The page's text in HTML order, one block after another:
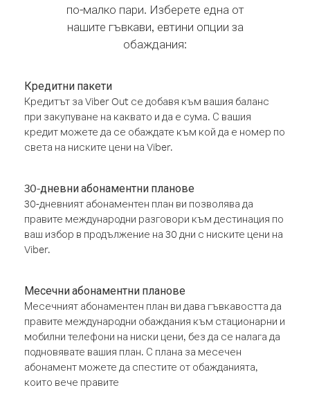
по-малко пари. Изберете една от
нашите гъвкави, евтини опции за
обаждания:
Кредитни пакети
Кредитът за Viber Out се добавя към вашия баланс
при закупуване на каквато и да е сума. С вашия
кредит можете да се обаждате към кой да е номер по
света на ниските цени на Viber.
30-дневни абонаментни планове
30-дневният абонаментен план ви позволява да
правите международни разговори към дестинация по
ваш избор в продължение на 30 дни с ниските цени на
Viber.
Месечни абонаментни планове
Месечният абонаментен план ви дава гъвкавостта да
правите международни обаждания към стационарни и
мобилни телефони на ниски цени, без да се налага да
подновявате вашия план. С плана за месечен
абонамент можете да спестите от обажданията,
които вече правите